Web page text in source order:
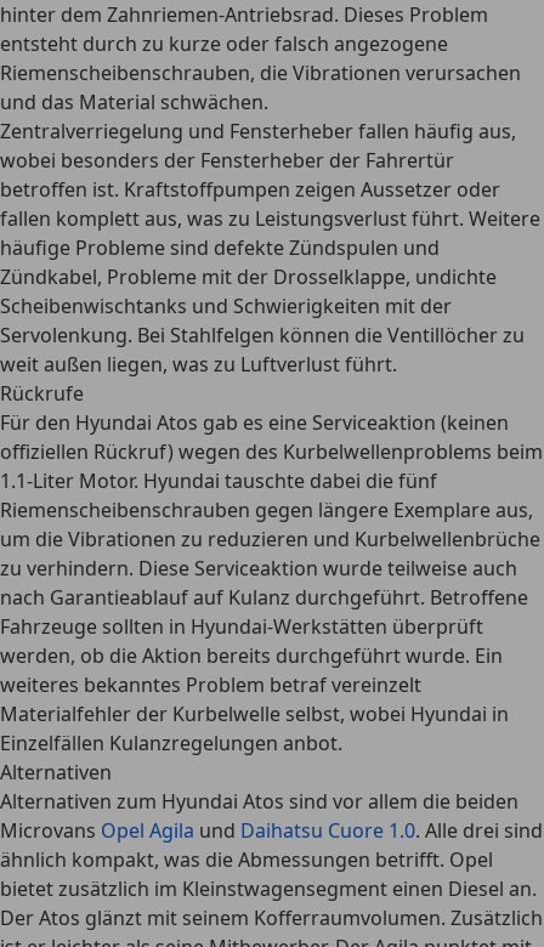
hinter dem Zahnriemen-Antriebsrad. Dieses Problem
entsteht durch zu kurze oder falsch angezogene
Riemenscheibenschrauben, die Vibrationen verursachen
und das Material schwächen.
Zentralverriegelung und Fensterheber fallen häufig aus,
wobei besonders der Fensterheber der Fahrertür
betroffen ist. Kraftstoffpumpen zeigen Aussetzer oder
fallen komplett aus, was zu Leistungsverlust führt. Weitere
häufige Probleme sind defekte Zündspulen und
Zündkabel, Probleme mit der Drosselklappe, undichte
Scheibenwischtanks und Schwierigkeiten mit der
Servolenkung. Bei Stahlfelgen können die Ventillöcher zu
weit außen liegen, was zu Luftverlust führt.
Rückrufe
Für den Hyundai Atos gab es eine Serviceaktion (keinen
offiziellen Rückruf) wegen des Kurbelwellenproblems beim
1.1-Liter Motor. Hyundai tauschte dabei die fünf
Riemenscheibenschrauben gegen längere Exemplare aus,
um die Vibrationen zu reduzieren und Kurbelwellenbrüche
zu verhindern. Diese Serviceaktion wurde teilweise auch
nach Garantieablauf auf Kulanz durchgeführt. Betroffene
Fahrzeuge sollten in Hyundai-Werkstätten überprüft
werden, ob die Aktion bereits durchgeführt wurde. Ein
weiteres bekanntes Problem betraf vereinzelt
Materialfehler der Kurbelwelle selbst, wobei Hyundai in
Einzelfällen Kulanzregelungen anbot.
Alternativen
Alternativen zum Hyundai Atos sind vor allem die beiden
Microvans Opel Agila und Daihatsu Cuore 1.0. Alle drei sind
ähnlich kompakt, was die Abmessungen betrifft. Opel
bietet zusätzlich im Kleinstwagensegment einen Diesel an.
DerAtos glänzt mit seinem Kofferraumvolumen. Zusätzlich